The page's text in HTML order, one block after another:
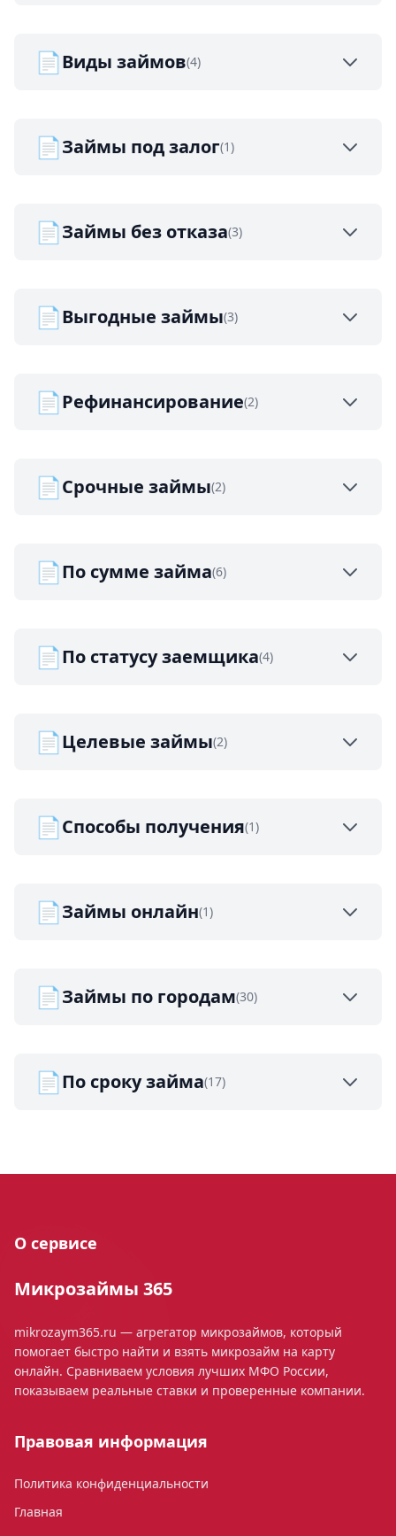
📄Виды займов(4)
📄Займы под залог(1)
📄Займы без отказа(3)
📄Выгодные займы(3)
📄Рефинансирование(2)
📄Срочные займы(2)
📄По сумме займа(6)
📄По статусу заемщика(4)
📄Целевые займы(2)
📄Способы получения(1)
📄Займы онлайн(1)
📄Займы по городам(30)
📄По сроку займа(17)
О сервисе
Микрозаймы 365
mikrozaym365.ru — агрегатор микрозаймов, который
помогает быстро найти и взять микрозайм на карту
онлайн. Сравниваем условия лучших МФО России,
показываем реальные ставки и проверенные компании.
Правовая информация
Политика конфиденциальности
Главная